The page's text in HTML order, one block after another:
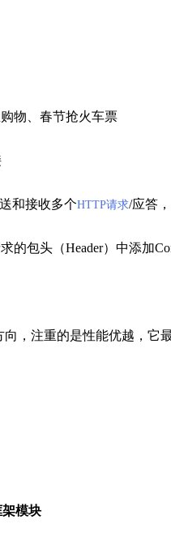
物、春节抢火车票
和接收多个HTTP请求/应答
包头（Header）中添加
，注重的是性能优越，它
模块